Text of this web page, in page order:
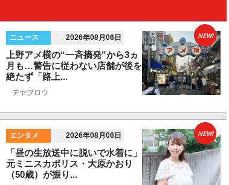
ニュース 2026年08月06日
上野アメ横の“一斉摘発”から3ヵ
月も…警告に従わない店舗が後を
絶たず「路上...
デヤブロウ
NEW!
エンタメ 2026年08月06日
「昼の生放送中に脱いで水着に」
元ミニスカポリス・大原かおり
（50歳）が振り...
NEW!